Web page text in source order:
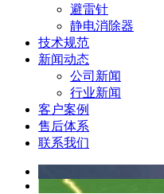
避雷针
静电消除器
技术规范
新闻动态
公司新闻
行业新闻
客户案例
售后体系
联系我们